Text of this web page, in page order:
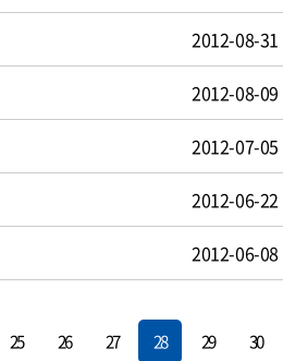
2012-08-31
2012-08-09
2012-07-05
2012-06-22
2012-06-08
25 26 27 28 29 30